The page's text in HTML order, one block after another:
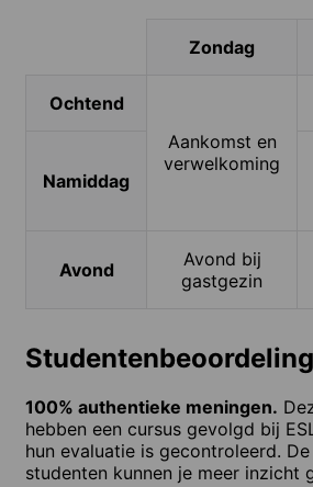
Zondag
Ochtend
Aankomst en
verwelkoming
Namiddag
Avond
Avond bij
gastgezin
100% authentieke meningen.
hebben een cursus gevolgd bij
hun evaluatie is gecontroleerd.
studenten kunnen je meer inzicht